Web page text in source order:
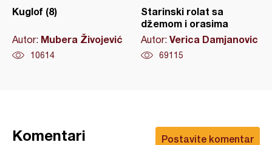
Kuglof (8)
Autor: Mubera Živojević
10614
Starinski rolat sa
džemom i orasima
Autor: Verica Damjanovic
69115
Postavite komentar
Komentari